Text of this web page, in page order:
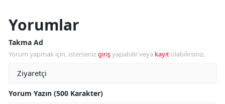
Yorumlar
Takma Ad
Yorum yapmak için, istersenizgirişyapabilir veya kayıt olabilirsiniz.
Yorum Yazın (500 Karakter)